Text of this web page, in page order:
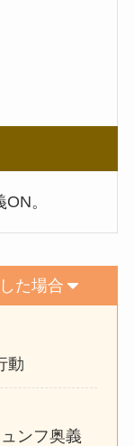
。
た場合
動
ンフ奥義